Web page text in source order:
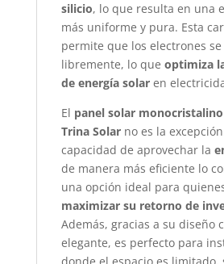
silicio, lo que resulta en una
más uniforme y pura. Esta
permite que los electrones
libremente, lo que optimiza
de energía solaren
El panel solar monocristalino
Trina Solarno es la
capacidad de aprovechar la
de manera más eficiente lo
una opción ideal para
maximizar su retorno de
Además, gracias a su diseño
elegante, es perfecto para